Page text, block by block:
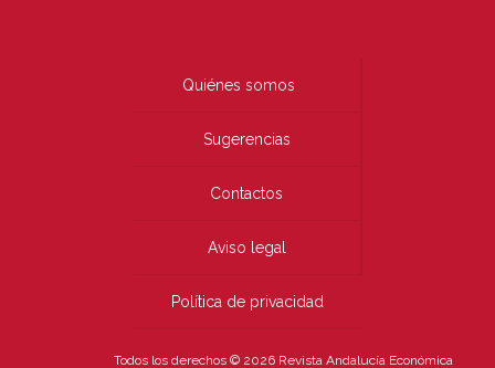
Quiénes somos
Sugerencias
Contactos
Aviso legal
Política de privacidad
Todos los derechos © 2026 Revista Andalucía Económica